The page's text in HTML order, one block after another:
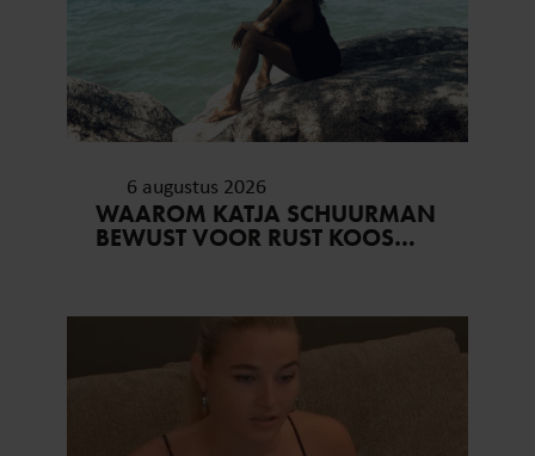
6 augustus 2026
WAAROM KATJA SCHUURMAN
BEWUST VOOR RUST KOOS…